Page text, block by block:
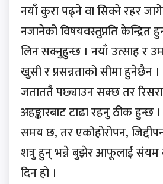
नयाँ कुरा पढ्ने वा सिक्ने रहर
नजानेको विषयवस्तुप्रति
लिन सक्नुहुन्छ । नयाँ उत्साह र
खुसी र प्रसन्नताको सीमा
जताततै पछ्याउन सक्छ तर
अहङ्कारबाट टाढा रहनु ठीक हुन्छ
समय छ, तर एकोहोरोपन,
शत्रु हुन् भन्ने बुझेर आफूलाई संयम
दिन हो ।